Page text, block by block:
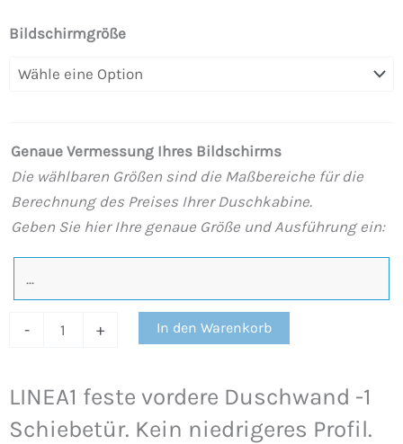
LINEA1 feste vordere Duschwand -1
Schiebetür. Kein niedrigeres Profil.
Bildschirmgröße
Genaue Vermessung Ihres Bildschirms
Die wählbaren Größen sind die Maßbereiche für die
Berechnung des Preises Ihrer Duschkabine.
Geben Sie hier Ihre genaue Größe und Ausführung ein:
-
LINEA1
vordere
Schiebetür.
Kein
niedrigeres
Profil.
Ausführung
Menge
+ In den Warenkorb